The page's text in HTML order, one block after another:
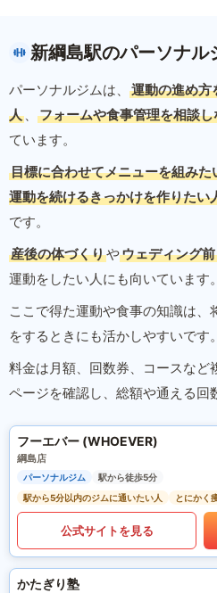
新綱島駅のパーソナル
パーソナルジムは、
運動の進め方
人 、 フォームや食事管理を相談
ています。
目標に合わせてメニューを組みた
運動を続けるきっかけを作りたい
です。
産後の体づくりやウェディング前
運動をしたい人にも向いています。
ここで得た運動や食事の知識は、
をするときにも活かしやすいです。
料金は月額、回数券、コースなど
ページを確認し、総額や通える回
フーエバー (WHOEVER)
綱島店
パーソナルジム
駅から徒歩5分
駅から5分以内のジムに通いたい人
とにかく
公式サイトを見る
かたぎり塾